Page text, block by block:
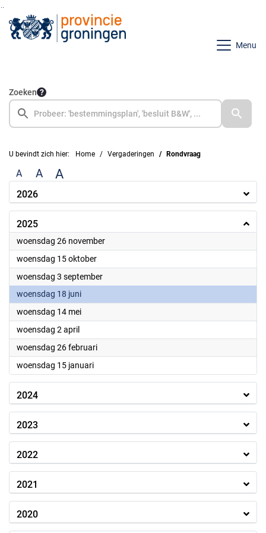
Ga naar de inhoud van deze pagina
Ga naar het zoeken
Ga naar het menu
Menu
Zoeken
U bevindt zich hier: Home Vergaderingen Rondvraag
A A A
2026
2025
woensdag 26 november2025
woensdag 15 oktober2025
woensdag 3 september2025
woensdag 18 juni2025
woensdag 14 mei2025
woensdag 2 april2025
woensdag 26 februari2025
woensdag 15 januari2025
2024
2023
2022
2021
2020